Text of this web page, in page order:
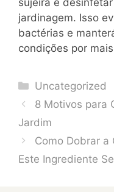
jardinagem. Isso
bactérias e
condições por
Categories
Uncategorized
8 Motivos para
Jardim
Como Dobrar a
Este Ingrediente